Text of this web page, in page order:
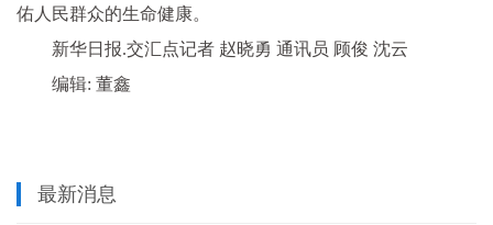
佑人民群众的生命健康。
新华日报.交汇点记者 赵晓勇 通讯员 顾俊 沈云
编辑: 董鑫
最新消息